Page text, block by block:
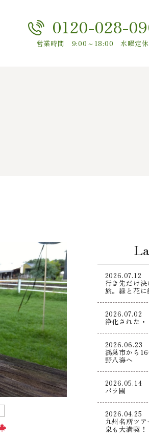
0120-028-
営業時間 9:00～18:00 水曜定休
2026.07.12
行き先だけ決
旅。緑と花
2026.07.02
浄化された・
2026.06.23
鴻巣市から
野八海へ
2026.05.14
バラ園
2026.04.25
九州名所ツ
泉も大満喫！